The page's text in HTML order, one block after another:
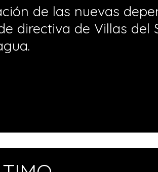
de las nuevas
directiva de Villas del